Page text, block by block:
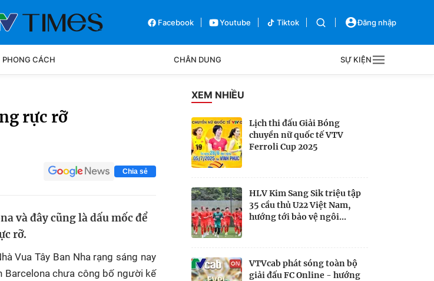
Facebook Youtube Tiktok Đăng nhập
PHONG CÁCH CHÂN DUNG SỰ KIỆN
Bên lề
rực rỡ
Chia sẻ
và đây cũng là dấu mốc để
rỡ.
Vua Tây Ban Nha rạng sáng nay
Barcelona chưa công bố người kế
XEM NHIỀU
Lịch thi đấu Giải Bóng
chuyền nữ quốc tế VTV
Ferroli Cup 2025
HLV Kim Sang Sik triệu tập
35 cầu thủ U22 Việt Nam,
hướng tới bảo vệ ngôi...
VTVcab phát sóng toàn bộ
giải đấu FC Online - hướng